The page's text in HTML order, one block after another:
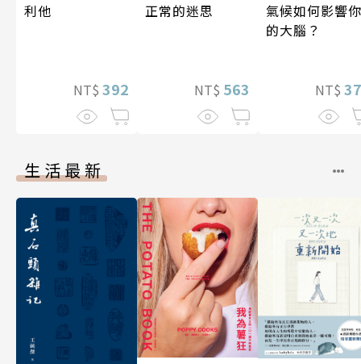
利他
NT$ 392
正常的迷思
NT$ 563
氣候如何影響你
的大腦？
NT$
生活最新